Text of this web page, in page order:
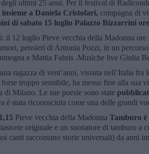
ultimi 25 anni. Per il festival di
a Daniela Cristofari, compagna di
di sabato 15 luglio Palazzo Bizzarrini
il 12 luglio Pieve vecchia della Madonna ore
pensieri di Antonia Pozzi, in un
e Mattia Fabris .Musiche live Giulia
ragazza di vent’anni, vissuta nell’Italia fra
troppo sensibile, ha messo fine alla sua
di Milano. Le sue poesie sono state
è stata riconosciuta come una delle grandi
Pieve vecchia della Madonna Tamburo è
originale e un suonatore di tamburo a
canti raccontano storie universali) da anni